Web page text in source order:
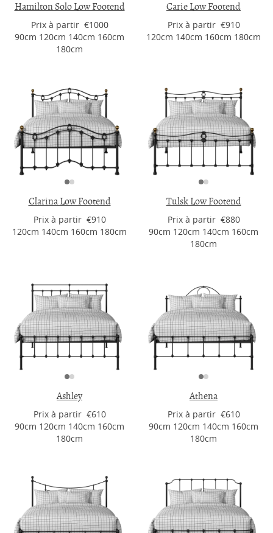
Hamilton Solo Low Footend
Prix ​​à partir €1000
90cm 120cm 140cm 160cm
180cm
Carie Low Footend
Prix ​​à partir €910
120cm 140cm 160cm 180cm
Clarina Low Footend
Prix ​​à partir €910
120cm 140cm 160cm 180cm
Tulsk Low Footend
Prix ​​à partir €880
90cm 120cm 140cm 160cm
180cm
Ashley
Prix ​​à partir €610
90cm 120cm 140cm 160cm
180cm
Athena
Prix ​​à partir €610
90cm 120cm 140cm 160cm
180cm